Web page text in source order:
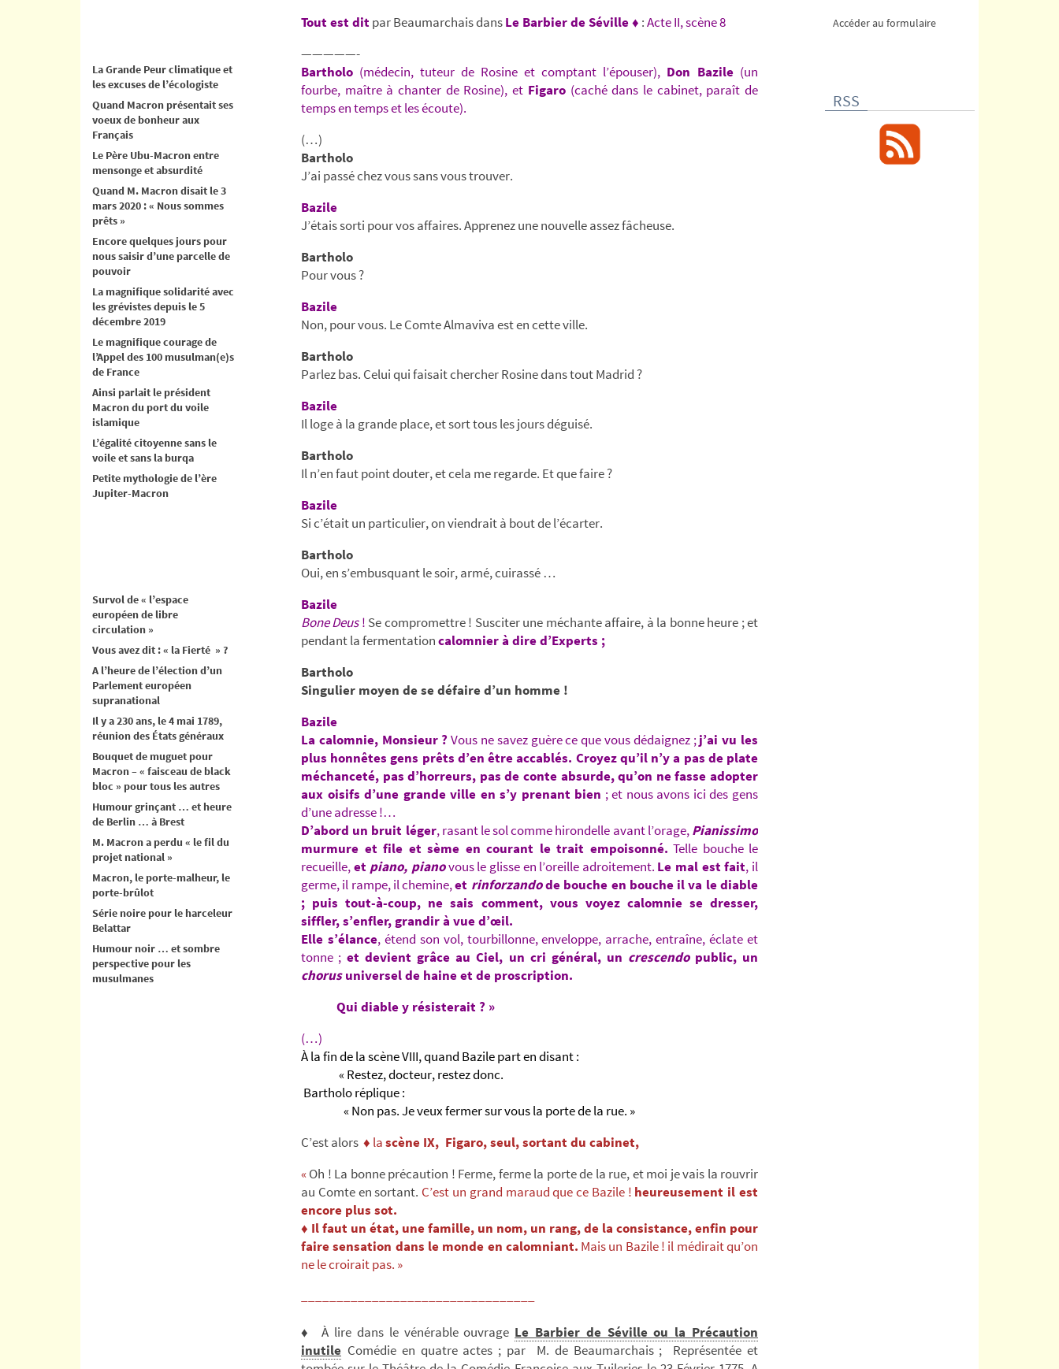
Tout est ditpar Beaumarchais dansLe Barbier de Séville ♦ :Acte II, scène 8
—————-
Bartholo (médecin, tuteur de Rosine et comptant l’épouser), Don Bazile (un
fourbe, maître à chanter de Rosine), et Figaro(caché dans le cabinet, paraît de
temps en temps et les écoute).
(…)
Bartholo
J’ai passé chez vous sans vous trouver.
Bazile
J’étais sorti pour vos affaires. Apprenez une nouvelle assez fâcheuse.
Bartholo
Pour vous ?
Bazile
Non, pour vous. Le Comte Almaviva est en cette ville.
Bartholo
Parlez bas. Celui qui faisait chercher Rosine dans tout Madrid ?
Bazile
Il loge à la grande place, et sort tous les jours déguisé.
Bartholo
Il n’en faut point douter, et cela me regarde. Et que faire ?
Bazile
Si c’était un particulier, on viendrait à bout de l’écarter.
Bartholo
Oui, en s’embusquant le soir, armé, cuirassé …
Bazile
Bone Deus! Se compromettre ! Susciter une méchante affaire, à la bonne heure ; et
pendant la fermentationcalomnier à dire d’Experts ;
Bartholo
Singulier moyen de se défaire d’un homme !
Bazile
La calomnie, Monsieur ?Vous ne savez guère ce que vous dédaignez ;j’ai vu les
plus honnêtes gens prêts d’en être accablés. Croyez qu’il n’y a pas de plate
méchanceté, pas d’horreurs, pas de conte absurde, qu’on ne fasse adopter
aux oisifs d’une grande ville en s’y prenant bien ; et nous avons ici des gens
d’une adresse !…
D’abord un bruit léger, rasant le sol comme hirondelle avant l’orage,Pianissimo
murmure et file et sème en courant le trait empoisonné. Telle bouche le
recueille,et piano, pianovous le glisse en l’oreille adroitement. Le mal est fait, il
germe, il rampe, il chemine,et rinforzandode bouche en bouche il va le diable
; puis tout-à-coup, ne sais comment, vous voyez calomnie se dresser,
siffler, s’enfler, grandir à vue d’œil.
Elle s’élance, étend son vol, tourbillonne, enveloppe, arrache, entraîne, éclate et
tonne ; et devient grâce au Ciel, un cri général, un crescendopublic, un
chorusuniversel de haine et de proscription.
Qui diable y résisterait ? »
(…)
À la fin de la scène VIII, quand Bazile part en disant :
« Restez, docteur, restez donc.
Bartholo réplique :
« Non pas. Je veux fermer sur vous la porte de la rue. »
C’est alors ♦ lascène IX, Figaro, seul, sortant du cabinet,
«Oh ! La bonne précaution ! Ferme, ferme la porte de la rue, et moi je vais la rouvrir
au Comte en sortant. C’est un grand maraud que ce Bazile ! heureusement il est
encore plus sot.
♦ Il faut un état, une famille, un nom, un rang, de la consistance, enfin pour
faire sensation dans le monde en calomniant. Mais un Bazile ! il médirait qu’on
ne le croirait pas. »
♦ À lire dans le vénérable ouvrage Le Barbier de Séville ou la Précaution
inutile Comédie en quatre actes ; par M. de Beaumarchais ; Représentée et
La Grande Peur climatique et
les excuses de l’écologiste
Quand Macron présentait ses
voeux de bonheur aux
Français
Le Père Ubu-Macron entre
mensonge et absurdité
Quand M. Macron disait le 3
mars 2020 : « Nous sommes
prêts »
Encore quelques jours pour
nous saisir d’une parcelle de
pouvoir
La magnifique solidarité avec
les grévistes depuis le 5
décembre 2019
Le magnifique courage de
l’Appel des 100 musulman(e)s
de France
Ainsi parlait le président
Macron du port du voile
islamique
L’égalité citoyenne sans le
voile et sans la burqa
Petite mythologie de l’ère
Jupiter-Macron
Survol de « l’espace
européen de libre
circulation »
Vous avez dit : « la Fierté » ?
A l’heure de l’élection d’un
Parlement européen
supranational
Il y a 230 ans, le 4 mai 1789,
réunion des États généraux
Bouquet de muguet pour
Macron – « faisceau de black
bloc » pour tous les autres
Humour grinçant … et heure
de Berlin … à Brest
M. Macron a perdu « le fil du
projet national »
Macron, le porte-malheur, le
porte-brûlot
Série noire pour le harceleur
Belattar
Humour noir … et sombre
perspective pour les
musulmanes
Accéder au formulaire
RSS